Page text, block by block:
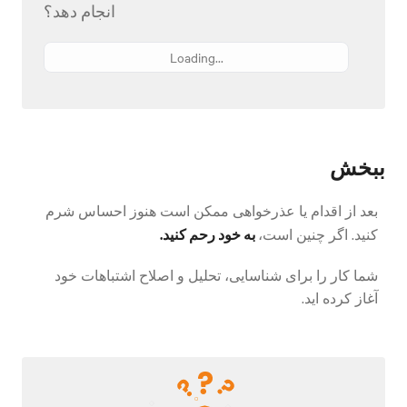
انجام دهد؟
Loading...
ببخش
بعد از اقدام یا عذرخواهی ممکن است هنوز احساس شرم
کنید. اگر چنین است، به خود رحم کنید.
شما کار را برای شناسایی، تحلیل و اصلاح اشتباهات خود
آغاز کرده اید.